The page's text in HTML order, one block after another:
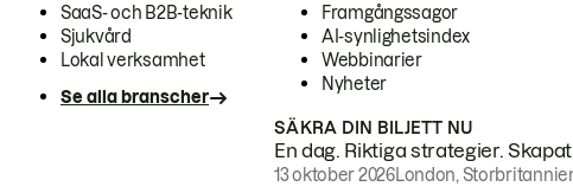
SaaS- och B2B-teknik
Sjukvård
Lokal verksamhet
Se alla branscher
Framgångssagor
AI-synlighetsindex
Webbinarier
Nyheter
SÄKRA DIN BILJETT NU
En dag. Riktiga strategier.
13 oktober 2026London,